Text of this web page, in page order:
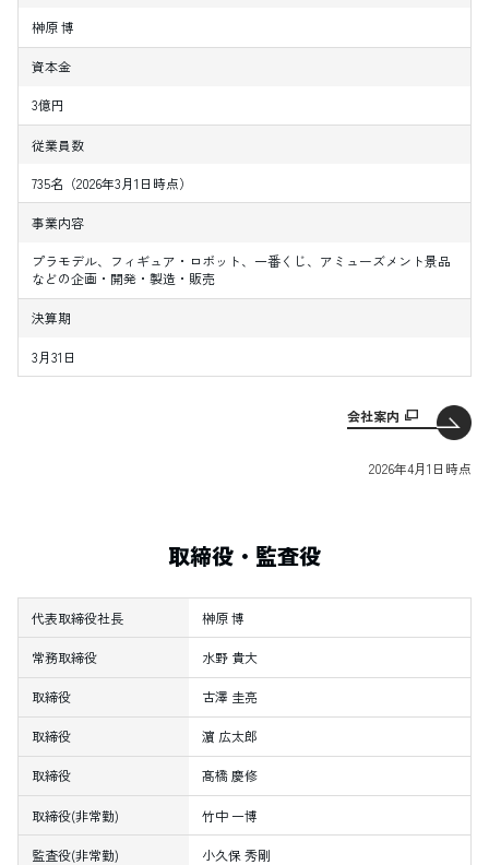
榊󠄀原 博
資本金
3億円
従業員数
735名（2026年3月1日時点）
事業内容
プラモデル、フィギュア・ロボット、一番くじ、アミューズメント景品
などの企画・開発・製造・販売
決算期
3月31日
会社案内
2026年4月1日時点
取締役・監査役
代表取締役社長 榊󠄀原 博
常務取締役 水野 貴大
取締役 古澤 圭亮
取締役 濵 広太郎
取締役 髙橋 慶修
取締役(非常勤) 竹中 一博
監査役(非常勤) 小久保 秀剛